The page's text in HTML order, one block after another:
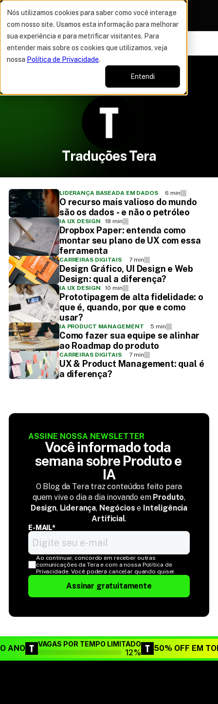
Nós utilizamos cookies para saber como você interage
com nosso site. Usamos esta informação para melhorar
sua experiência e para metrificar visitantes. Para
entender mais sobre os cookies que utilizamos, veja
nossa Política de Privacidade.
Entendi
ANO VAGAS POR TEMPO LIMITADO
12% 50% OFF EM
Traduções Tera
LIDERANÇA BASEADA EM DADOS 6 min
O recurso mais valioso do mundo
são os dados - e não o petróleo
IA UX DESIGN 18 min
Dropbox Paper: entenda como
montar seu plano de UX com essa
ferramenta
CARREIRAS DIGITAIS 7 min
Design Gráfico, UI Design e Web
Design : qual a diferença?
IA UX DESIGN 10 min
Prototipagem de alta fidelidade: o
que é, quando, por que e como
usar?
IA PRODUCT MANAGEMENT 5 min
Como fazer sua equipe se alinhar
ao Roadmap do produto
CARREIRAS DIGITAIS 7 min
UX & Product Management: qual é
a diferença?
ASSINE NOSSA NEWSLETTER
Você informado toda
semana sobre Produto e
IA
O Blog da Tera traz conteúdos feito para
quem vive o dia a dia inovando em Produto,
Design, Liderança, Negócios e Inteligência
Artificial.
E-MAIL*
Ao continuar, concordo em receber outras
comunicações da Tera e com a nossa Política de
Privacidade. Você poderá cancelar quando quiser.
Assinar gratuitamente
ANO VAGAS POR TEMPO LIMITADO
12% 50% OFF EM